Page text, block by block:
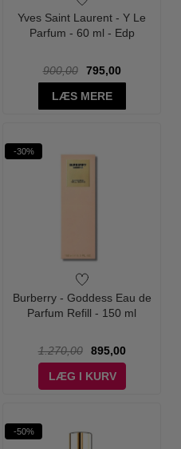
Yves Saint Laurent - Y Le
Parfum - 60 ml - Edp
900,00
795,00
LÆS MERE
-30%
Burberry - Goddess Eau de
Parfum Refill - 150 ml
1.270,00
895,00
LÆG I KURV
-50%